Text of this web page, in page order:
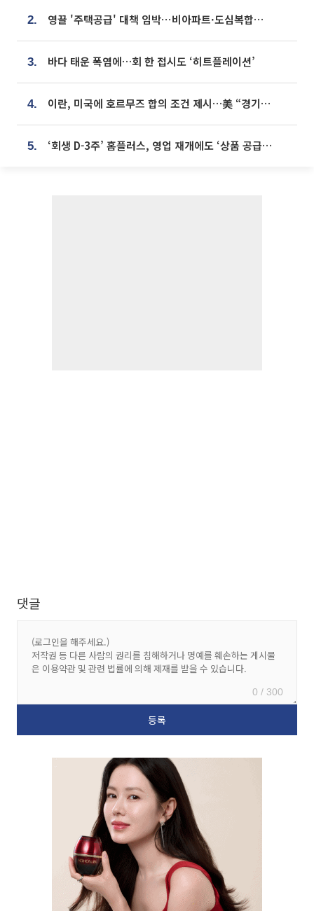
2. 영끌 '주택공급' 대책 임박⋯비아파트·도심복합까지 총동원
3. 바다 태운 폭염에…회 한 접시도 ‘히트플레이션’
4. 이란, 미국에 호르무즈 합의 조건 제시…美 “경기 아직 안 끝나” [종합]
5. ‘회생 D-3주’ 홈플러스, 영업 재개에도 ‘상품 공급망’ 복구가 생존 관건
댓글
0 / 300